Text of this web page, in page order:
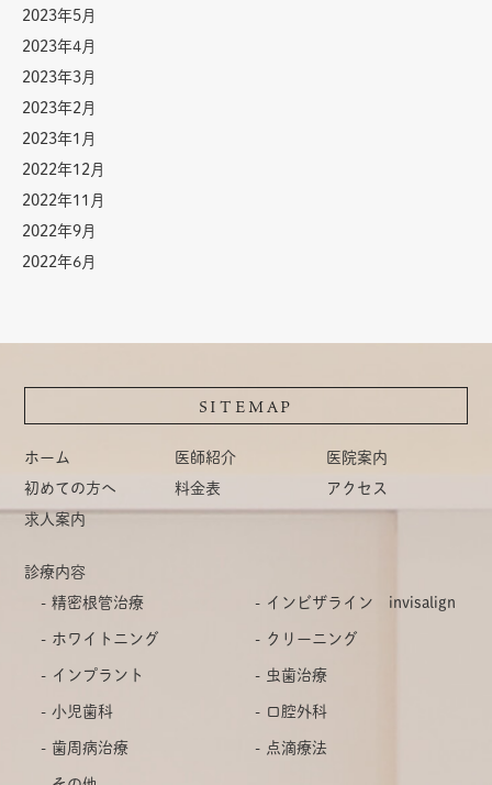
2023年5月
2023年4月
2023年3月
2023年2月
2023年1月
2022年12月
2022年11月
2022年9月
2022年6月
SITEMAP
ホーム 医師紹介
医院案内
初めての方へ
料金表
アクセス
求人案内
診療内容
精密根管治療
インビザライン invisalign
ホワイトニング クリーニング
インプラント 虫歯治療
小児歯科 口腔外科
歯周病治療 点滴療法